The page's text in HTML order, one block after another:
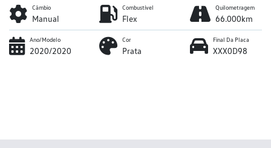
Câmbio
Manual
Combustível
Flex
Quilometragem
66.000km
Ano/Modelo
2020/2020
Cor
Prata
Final Da Placa
XXX0D98